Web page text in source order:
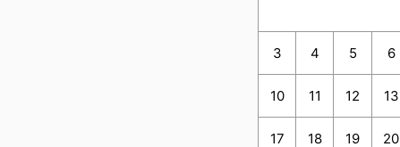
3 4 5 6
10 11 12 13
17 18 19 20